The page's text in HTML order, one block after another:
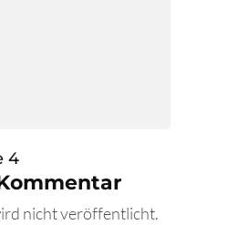
4
nicht veröffentlicht.